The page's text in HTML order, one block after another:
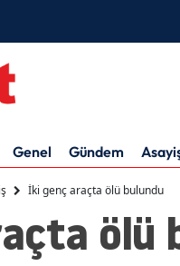
Genel Gündem
İki genç araçta ölü bulundu
ölü